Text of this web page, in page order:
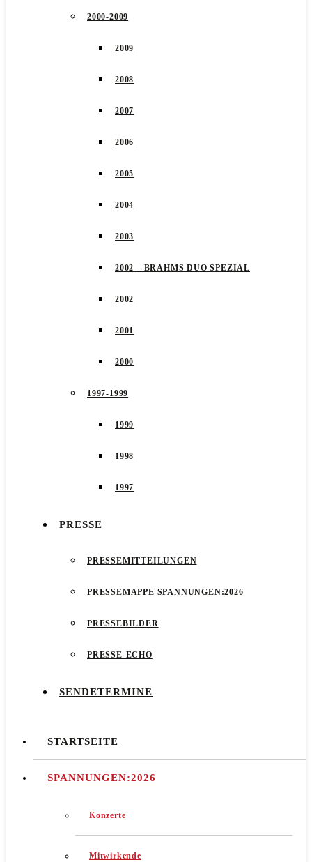
2000-2009
2009
2008
2007
2006
2005
2004
2003
2002 – BRAHMS DUO SPEZIAL
2002
2001
2000
1997-1999
1999
1998
1997
PRESSE
PRESSEMITTEILUNGEN
PRESSEMAPPE SPANNUNGEN:2026
PRESSEBILDER
PRESSE-ECHO
SENDETERMINE
STARTSEITE
SPANNUNGEN:2026
Konzerte
Mitwirkende